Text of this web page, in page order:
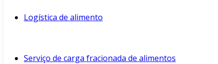
Logística de alimento
Serviço de carga fracionada de alimentos